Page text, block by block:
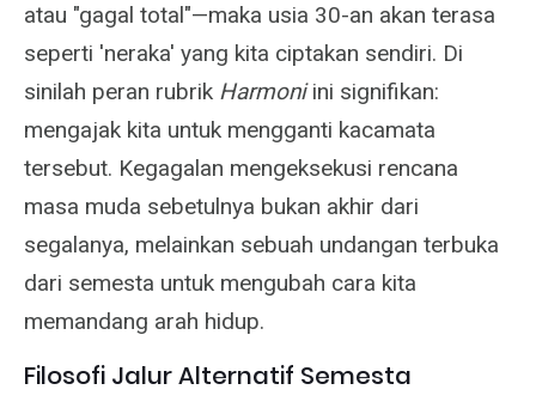
atau "gagal total"—maka usia 30-an akan terasa
seperti 'neraka' yang kita ciptakan sendiri. Di
sinilah peran rubrik Harmoniini signifikan:
mengajak kita untuk mengganti kacamata
tersebut. Kegagalan mengeksekusi rencana
masa muda sebetulnya bukan akhir dari
segalanya, melainkan sebuah undangan terbuka
dari semesta untuk mengubah cara kita
memandang arah hidup.
Filosofi Jalur Alternatif Semesta